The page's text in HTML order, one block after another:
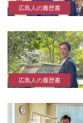
広島人の履歴書
広島人の履歴書